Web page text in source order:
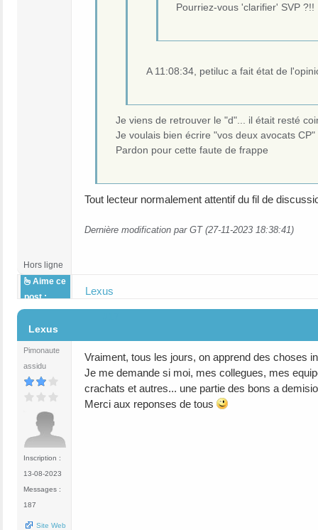
Pourriez-vous 'clarifier' SVP ?!!
A 11:08:34, petiluc a fait état de
Je viens de retrouver le "d"... il était resté
Je voulais bien écrire "vos deux avocats CP"
Pardon pour cette faute de frappe
Tout lecteur normalement attentif du fil de
Dernière modification par GT (27-11-2023 18:38:41)
Hors ligne
Aime ce
post :
Lexus
Lexus
Pimonaute
assidu
Inscription :
13-08-2023
Messages :
187
Site Web
Vraiment, tous les jours, on apprend des choses
Je me demande si moi, mes collegues, mes
crachats et autres... une partie des bons a
Merci aux reponses de tous